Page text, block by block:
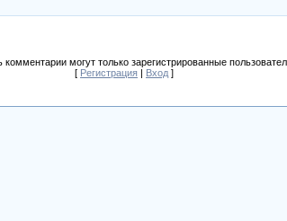
комментарии могут только зарегистрированные
[ Регистрация | Вход ]